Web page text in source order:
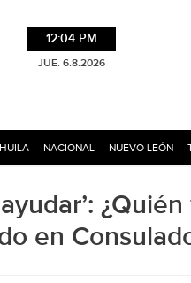
12:04 PM
JUE. 6.8.2026
NACIONAL NUEVO LEÓN
en